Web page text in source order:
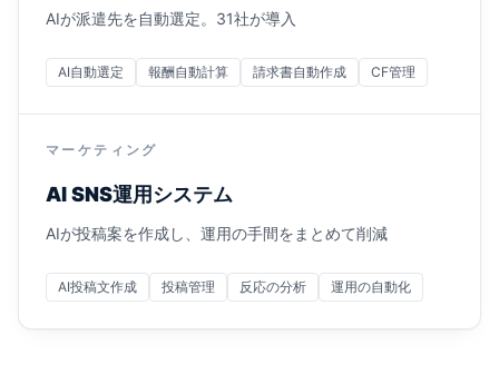
AIが派遣先を自動選定。31社が導入
AI自動選定 報酬自動計算 請求書自動作成 CF管理
マーケティング
AI SNS運用システム
AIが投稿案を作成し、運用の手間をまとめて削減
AI投稿文作成 投稿管理 反応の分析 運用の自動化